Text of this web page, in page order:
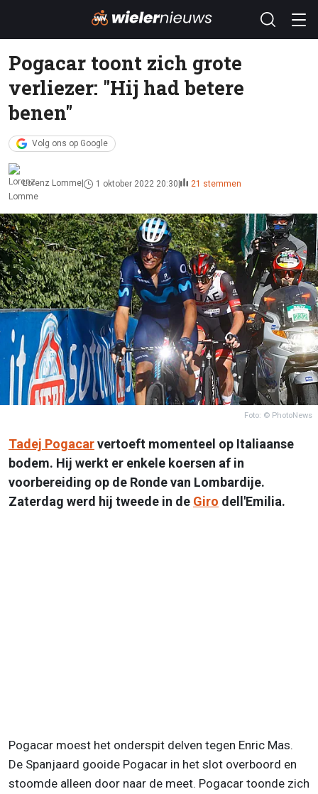
Pogacar toont zich grote
verliezer: "Hij had betere
benen"
Volg ons op Google
Lorenz Lomme 1 oktober 2022 20:30 21 stemmen
Foto: © PhotoNews
Tadej Pogacarvertoeft momenteel op Italiaanse
bodem. Hij werkt er enkele koersen af in
voorbereiding op de Ronde van Lombardije.
Zaterdag werd hij tweede in de Giro dell'Emilia.
Pogacar moest het onderspit delven tegen Enric Mas.
De Spanjaard gooide Pogacar in het slot overboord en
stoomde alleen door naar de meet. Pogacar toonde zich